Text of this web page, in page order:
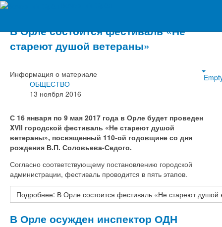
В Орле состоится фестиваль «Не
стареют душой ветераны»
Информация о материале
ОБЩЕСТВО
13 ноября 2016
С 16 января по 9 мая 2017 года в Орле будет проведен
XVII городской фестиваль «Не стареют душой
ветераны», посвященный 110-ой годовщине со дня
рождения В.П. Соловьева-Седого.
Согласно соответствующему постановлению городской
администрации, фестиваль проводится в пять этапов.
Подробнее: В Орле состоится фестиваль «Не стареют душой
В Орле осужден инспектор ОДН